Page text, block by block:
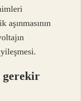
gerekir